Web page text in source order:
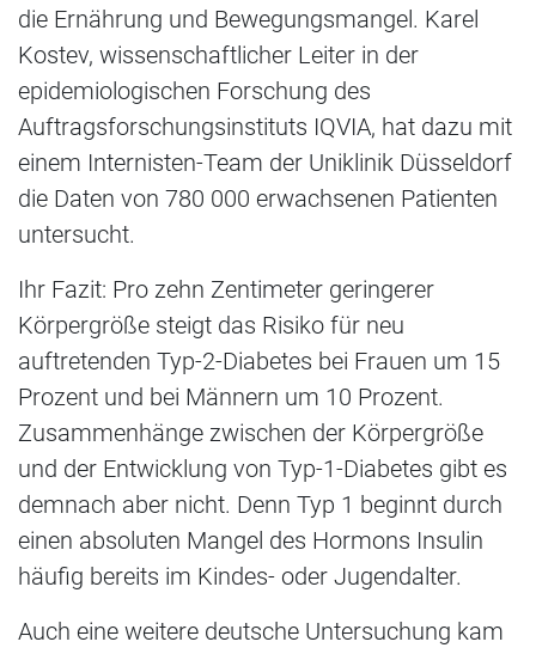
die Ernährung und Bewegungsmangel. Karel
Kostev, wissenschaftlicher Leiter in der
epidemiologischen Forschung des
Auftragsforschungsinstituts IQVIA, hat dazu mit
einem Internisten-Team der Uniklinik Düsseldorf
die Daten von 780 000 erwachsenen Patienten
untersucht.
Ihr Fazit: Pro zehn Zentimeter geringerer
Körpergröße steigt das Risiko für neu
auftretenden Typ-2-Diabetes bei Frauen um 15
Prozent und bei Männern um 10 Prozent.
Zusammenhänge zwischen der Körpergröße
und der Entwicklung von Typ-1-Diabetes gibt es
demnach aber nicht. Denn Typ 1 beginnt durch
einen absoluten Mangel des Hormons Insulin
häufig bereits im Kindes- oder Jugendalter.
Auch eine weitere deutsche Untersuchung kam